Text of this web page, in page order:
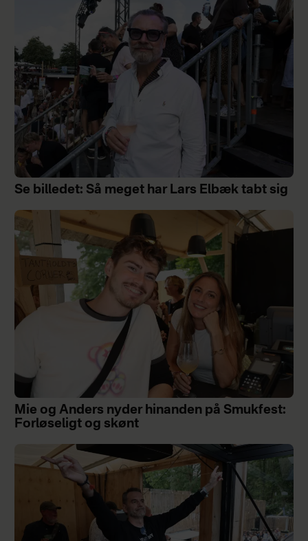
Se billedet: Så meget har Lars Elbæk tabt sig
Mie og Anders nyder hinanden på Smukfest:
Forløseligt og skønt